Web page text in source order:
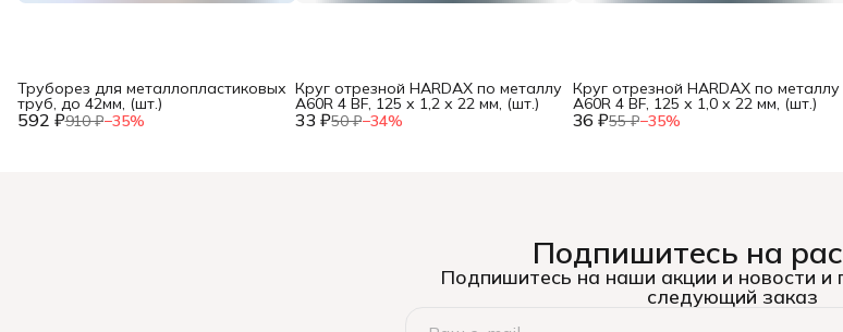
592 ₽910 ₽−35%
Труборез для металлопластиковых
труб, до 42мм, (шт.)
33 ₽50 ₽−34%
Круг отрезной HARDAX по металлу
A60R 4 BF, 125 х 1,2 х 22 мм, (шт.)
36 ₽55 ₽−35%
Круг отрезной HARDAX по металлу
A60R 4 BF, 125 х 1,0 х 22 мм, (шт.)
Подпишитесь на
Подпишитесь на наши акции и новости и
следующий заказ